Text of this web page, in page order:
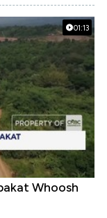
01:13
Whoosh